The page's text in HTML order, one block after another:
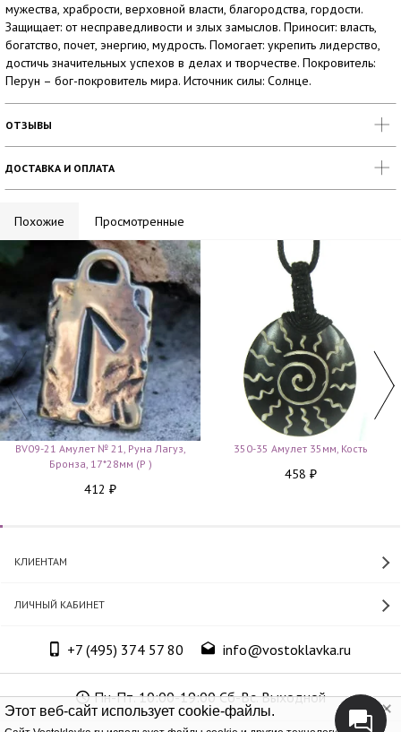
Этот веб-сайт использует cookie-файлы.
мужества, храбрости, верховной власти, благородства, гордости.
Защищает: от несправедливости и злых замыслов. Приносит: власть,
богатство, почет, энергию, мудрость. Помогает: укрепить лидерство,
достичь значительных успехов в делах и творчестве. Покровитель:
Перун – бог-покровитель мира. Источник силы: Солнце.
ОТЗЫВЫ
ДОСТАВКА И ОПЛАТА
Похожие Просмотренные
BV09-21 Амулет № 21, Руна Лагуз,
Бронза, 17*28мм (Р )
412 ₽
350-35 Амулет 35мм, Кость
458 ₽
КЛИЕНТАМ
ЛИЧНЫЙ КАБИНЕТ
+7 (495) 374 57 80 info@vostoklavka.ru
Пн-Пт. 10:00-19:00 Сб-Вс. Выходной